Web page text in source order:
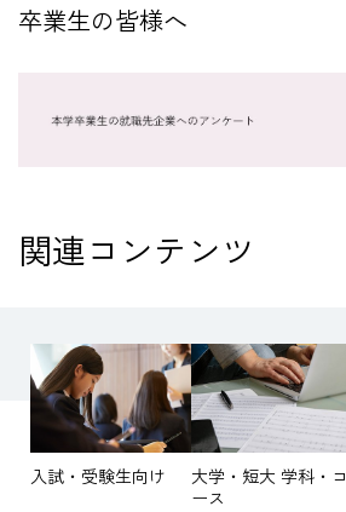
卒業生の皆様へ
関連コンテンツ
入試・受験生向け
大学・短大 学科・コ
ース